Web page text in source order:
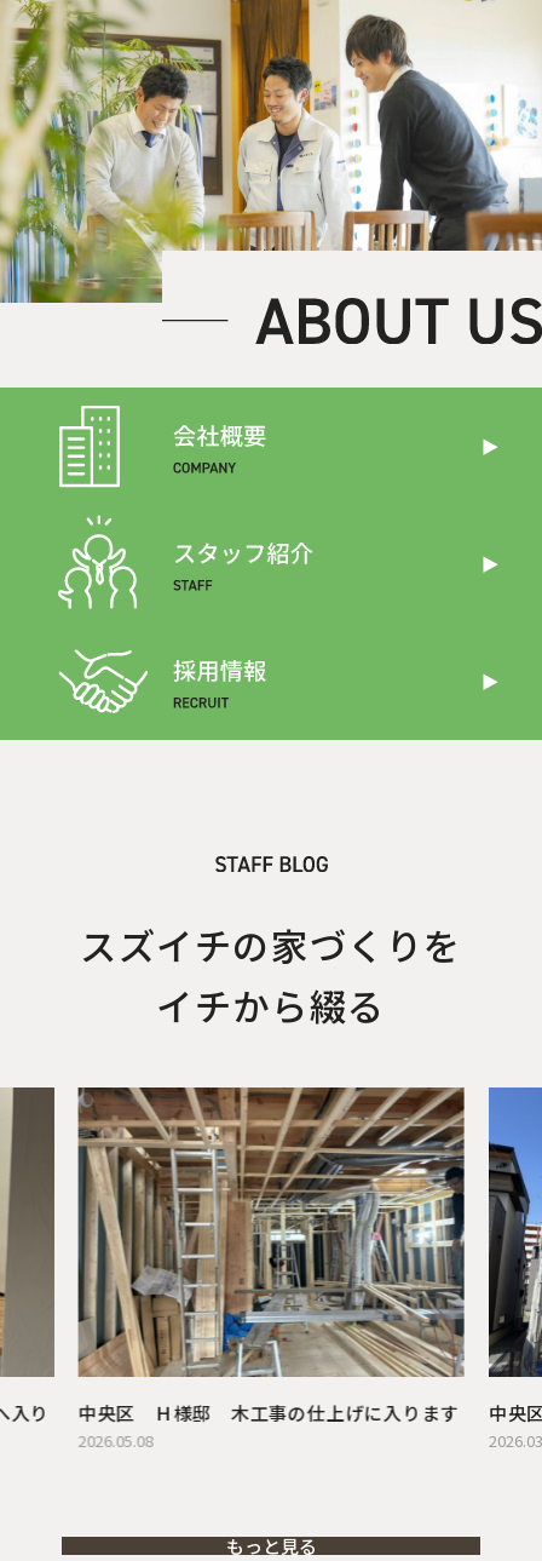
スズイチの家づくりを
イチから綴る
り 中央区 Ｈ様邸 木工事の仕上げに入ります
2026.05.08
中央
もっと見る